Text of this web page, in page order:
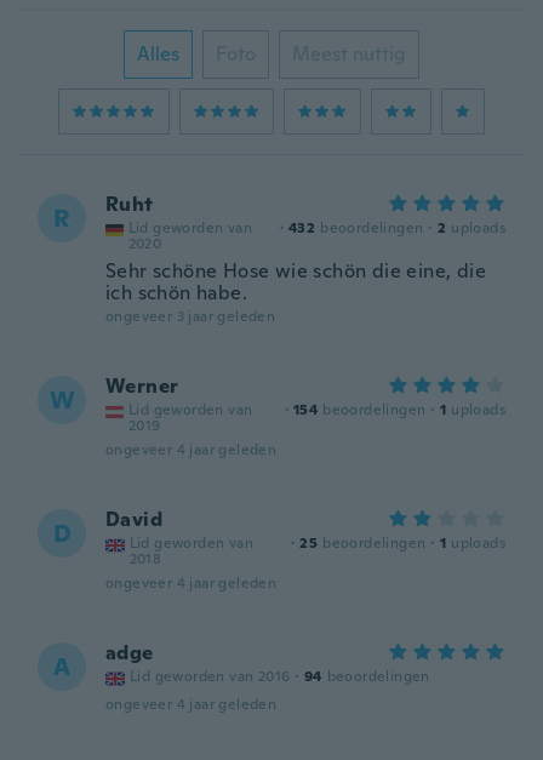
Alles Foto Meest nuttig
R Ruht
Lid geworden van
2020
· 432 beoordelingen · 2 uploads
Sehr schöne Hose wie schön die eine, die
ich schön habe.
ongeveer 3 jaar geleden
W Werner
Lid geworden van
2019
· 154 beoordelingen · 1 uploads
ongeveer 4 jaar geleden
D David
Lid geworden van
2018
· 25 beoordelingen · 1 uploads
ongeveer 4 jaar geleden
A adge
Lid geworden van 2016 · 94 beoordelingen
ongeveer 4 jaar geleden